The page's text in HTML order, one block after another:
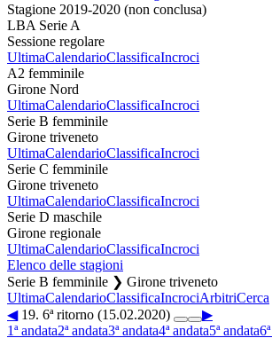
Stagione 2019-2020 (non conclusa)
LBA Serie A
Sessione regolare
UltimaCalendarioClassificaIncroci
A2 femminile
Girone Nord
UltimaCalendarioClassificaIncroci
Serie B femminile
Girone triveneto
UltimaCalendarioClassificaIncroci
Serie C femminile
Girone triveneto
UltimaCalendarioClassificaIncroci
Serie D maschile
Girone regionale
UltimaCalendarioClassificaIncroci
Elenco delle stagioni
Serie B femminile ❯ Girone triveneto
UltimaCalendarioClassificaIncrociArbitriCerca
◀19. 6ª ritorno (15.02.2020)
▶
1ª andata2ª andata3ª andata4ª andata5ª andata